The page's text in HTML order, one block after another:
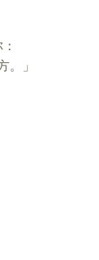
。」